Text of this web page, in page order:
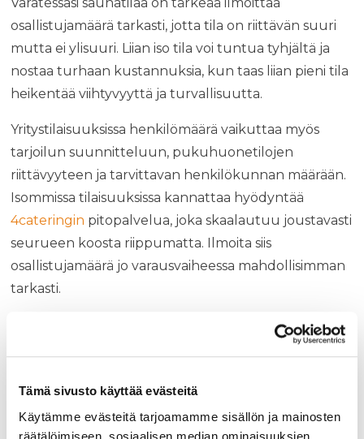
Tämä sivusto käyttää evästeitä
Käytämme evästeitä tarjoamamme sisällön ja mainosten
räätälöimiseen, sosiaalisen median ominaisuuksien
osallistujamäärä tarkasti, jotta tila on riittävän suuri
mutta ei ylisuuri. Liian iso tila voi tuntua tyhjältä ja
nostaa turhaan kustannuksia, kun taas liian pieni tila
heikentää viihtyvyyttä ja turvallisuutta.
Yritystilaisuuksissa henkilömäärä vaikuttaa myös
tarjoilun suunnitteluun, pukuhuonetilojen
riittävyyteen ja tarvittavan henkilökunnan määrään.
Isommissa tilaisuuksissa kannattaa hyödyntää
4cateringin pitopalvelua, joka skaalautuu joustavasti
seurueen koosta riippumatta. Ilmoita siis
osallistujamäärä jo varausvaiheessa mahdollisimman
tarkasti.
Milloin yrityksen kannattaa varata
Yrityksen kannattaa varata saunatila vähintään
sesonkiaikoina, kuten pikkujoulujen aikaan loka-